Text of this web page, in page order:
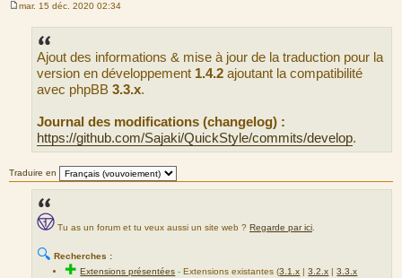
mar. 15 déc. 2020 02:34
Ajout des informations & mise à jour de la traduction pour la
version en développement 1.4.2 ajoutant la compatibilité
avec phpBB 3.3.x.
Journal des modifications (changelog) :
https://github.com/Sajaki/QuickStyle/commits/develop.
Traduire en
Tu as un forum et tu veux aussi un site web ? Regarde par ici
🔍 Recherches :
✚Extensions présentées -Extensions existantes (3.1.x |3.2.x |3.3.x